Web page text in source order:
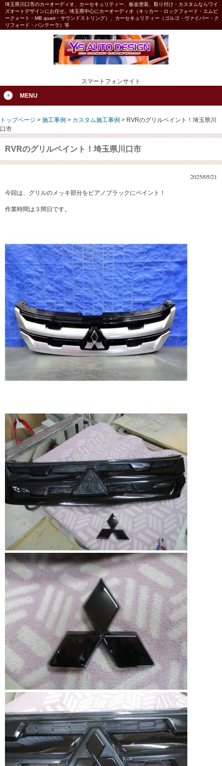
埼玉県川口市のカーオーディオ、カーセキュリティー、板金塗装、取り付け・カスタムならワイ
ズオートデザインにお任せ。埼玉県中心にカーオーディオ（キッカー・ロックフォード・エムビ
ークォート・MB quart・サウンドストリング）、カーセキュリティー（ゴルゴ・ヴァイパー・ク
リフォード・パンテーラ）等
スマートフォンサイト
MENU
トップページ > 施工事例 > カスタム施工事例 > RVRのグリルペイント！埼玉県川
口市
RVRのグリルペイント！埼玉県川口市
2025/05/21
今回は、グリルのメッキ部分をピアノブラックにペイント！
作業時間は３間日です。